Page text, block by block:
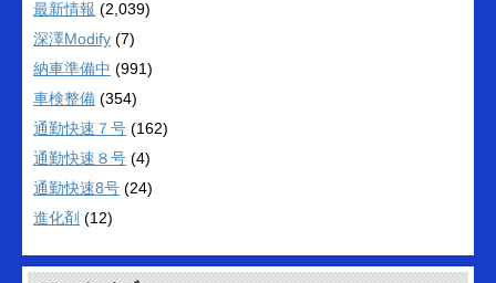
最新情報 (2,039)
深澤Modify (7)
納車準備中 (991)
車検整備 (354)
通勤快速７号 (162)
通勤快速８号 (4)
通勤快速8号 (24)
進化剤 (12)